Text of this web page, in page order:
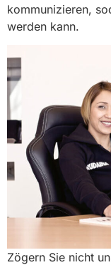
kommunizieren,
werden kann.
Zögern Sie nicht